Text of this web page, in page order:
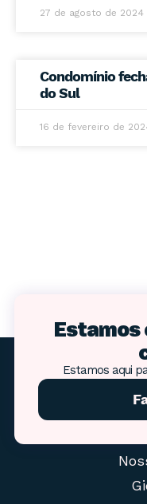
27 de agosto de 2024
Condomínio
do Sul
16 de fevereiro de
Estamos
Estamos aqui